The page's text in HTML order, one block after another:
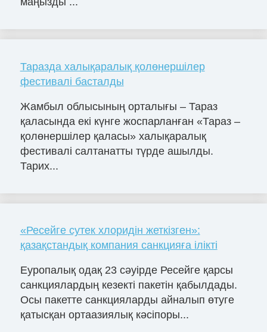
Таразда халықаралық қолөнершілер
фестивалі басталды
Жамбыл облысының орталығы – Тараз
қаласында екі күнге жоспарланған «Тараз –
қолөнершілер қаласы» халықаралық
фестивалі салтанатты түрде ашылды.
Тарих...
«Ресейге сутек хлоридін жеткізген»:
қазақстандық компания санкцияға ілікті
Еуропалық одақ 23 сәуірде Ресейге қарсы
санкциялардың кезекті пакетін қабылдады.
Осы пакетте санкцияларды айналып өтуге
қатысқан ортаазиялық кәсіпоры...